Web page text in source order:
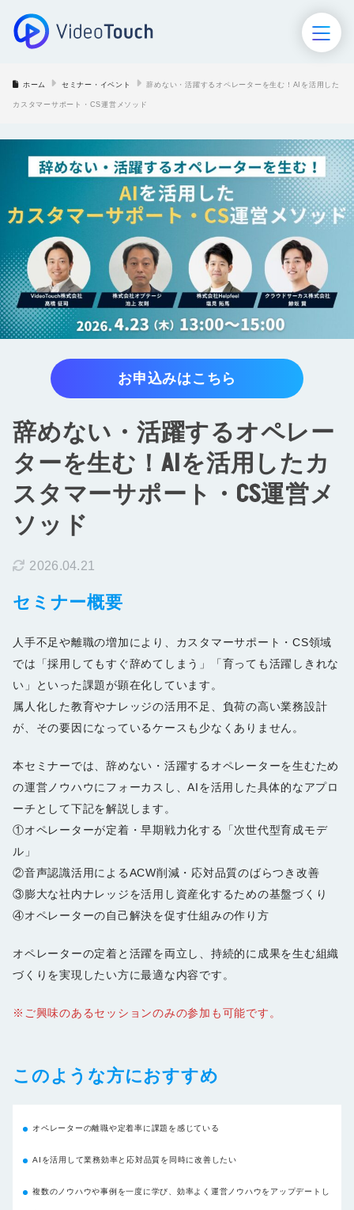
AIロープレ
AIモニタリング
セミナー･イベント
導入事例
お役立ち資料
ブログ
資料をダウンロード
ホーム セミナー・イベント 辞めない・活躍するオペレーターを生む！AIを活用した
カスタマーサポート・CS運営メソッド
お申込みはこちら
辞めない・活躍するオペレー
ターを生む！AIを活用したカ
スタマーサポート・CS運営メ
ソッド
2026.04.21
セミナー概要
人手不足や離職の増加により、カスタマーサポート・CS領域
では「採用してもすぐ辞めてしまう」「育っても活躍しきれな
い」といった課題が顕在化しています。
属人化した教育やナレッジの活用不足、負荷の高い業務設計
が、その要因になっているケースも少なくありません。
本セミナーでは、辞めない・活躍するオペレーターを生むため
の運営ノウハウにフォーカスし、AIを活用した具体的なアプロ
ーチとして下記を解説します。
①オペレーターが定着・早期戦力化する「次世代型育成モデ
ル」
②音声認識活用によるACW削減・応対品質のばらつき改善
③膨大な社内ナレッジを活用し資産化するための基盤づくり
④オペレーターの自己解決を促す仕組みの作り方
オペレーターの定着と活躍を両立し、持続的に成果を生む組織
づくりを実現したい方に最適な内容です。
※ご興味のあるセッションのみの参加も可能です。
このような方におすすめ
オペレーターの離職や定着率に課題を感じている
AIを活用して業務効率と応対品質を同時に改善したい
複数のノウハウや事例を一度に学び、効率よく運営ノウハウをアップデートし